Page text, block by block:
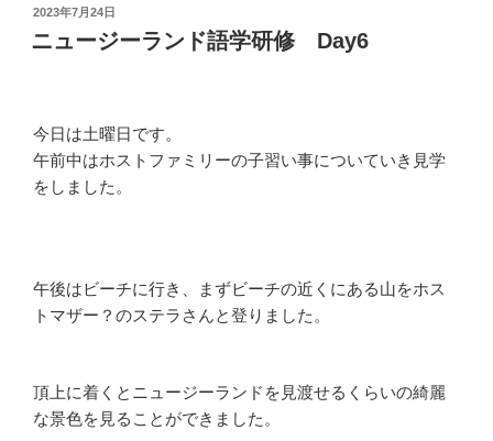
投
日:
2023年7月24日
ニュージーランド語学研修 Day6
今日は土曜日です。
午前中はホストファミリーの子習い事についていき見学
をしました。
午後はビーチに行き、まずビーチの近くにある山をホス
トマザー？のステラさんと登りました。
頂上に着くとニュージーランドを見渡せるくらいの綺麗
な景色を見ることができました。